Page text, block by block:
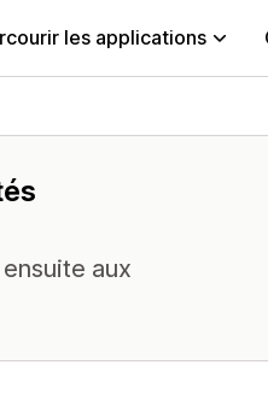
les applications
aux